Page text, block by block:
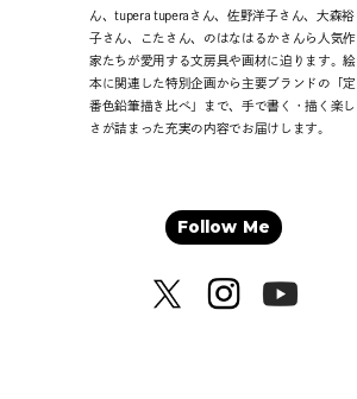
ん、tupera tuperaさん、佐野洋子さん、大森裕
子さん、こたさん、のはなはるかさんら人気作
家たちが愛用する文房具や画材に迫ります。絵
本に関連した特別企画から主要ブランドの「定
番色鉛筆描き比べ」まで、手で書く・描く楽し
さが詰まった充実の内容でお届けします。
Follow Me